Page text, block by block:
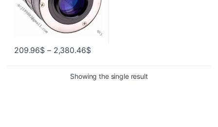
209.96$ – 2,380.46$
Showing the single result